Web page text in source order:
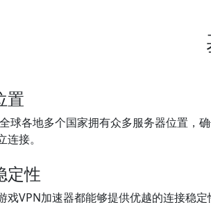
置
球各地多个国家拥有众多服务器位置，
接。
定性
戏VPN加速器都能够提供优越的连接稳定